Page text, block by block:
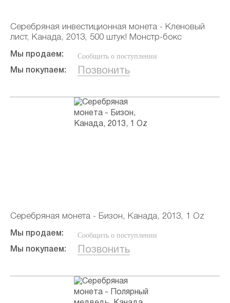
Серебряная инвестиционная монета - Кленовый
лист, Канада, 2013, 500 штук! Монстр-бокс
Мы продаем: Сообщить о поступлении
Мы покупаем: Позвонить
Серебряная монета - Бизон, Канада, 2013, 1 Oz
Мы продаем: Сообщить о поступлении
Мы покупаем: Позвонить